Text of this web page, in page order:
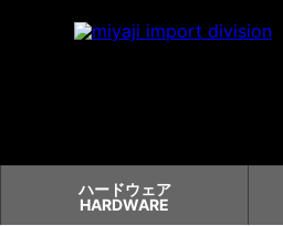
ハードウェア
HARDWARE